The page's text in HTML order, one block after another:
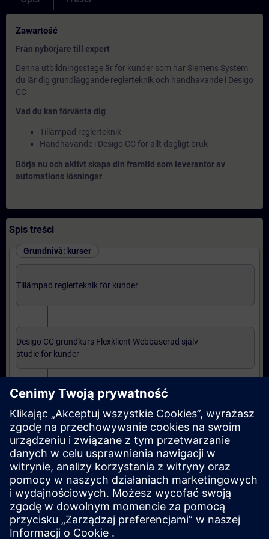
Zawartość
Från nybörjare till expert
Denna utbildningsstege är för kunder som har Siemens System
du lär dig grundläggande reglerteknik och handhavande i Desigo
CC
Vad du kan förvänta dig
Tillämpad reglerteknik
Handhavande i Desigo CC för allt dagligt bruk
Börja nu och aktivt skapa din framtid som leverantör av
automations lösningar
Spis treści
Grundnivå: kurser
Tillämpad reglerteknik för kunder
Desigo CC grundkurs Flexklient Webbaserad själv
studie för kunder
Desigo CC grundkurs installerad klient för kunder
Avancerad nivå: kurser
Desigo CC fortsättningskurs installerad klient för
kunder